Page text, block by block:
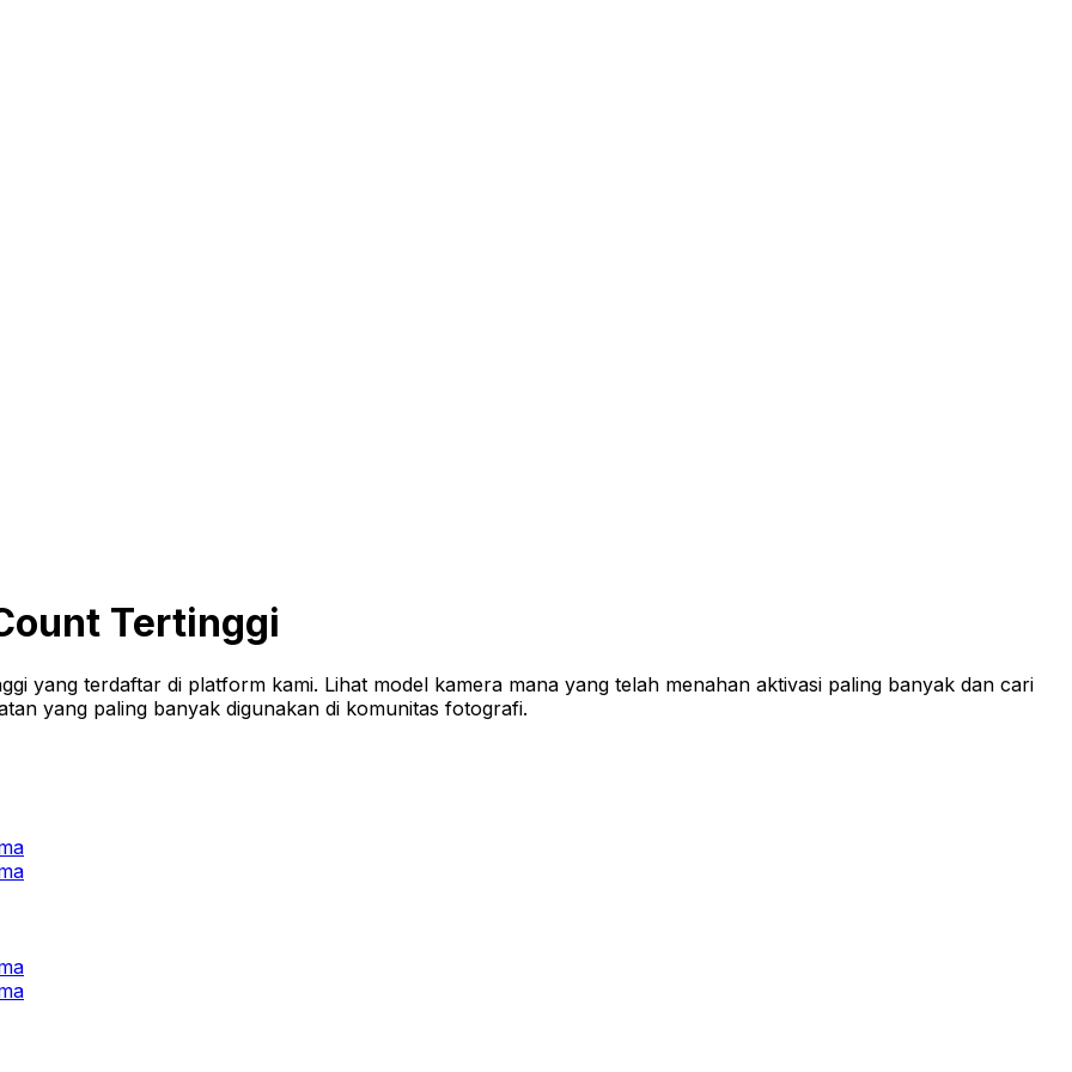
Tertinggi
yang terdaftar di platform kami. Lihat model kamera mana yang telah menahan aktivasi paling banyak dan cari
yang paling banyak digunakan di komunitas fotografi.